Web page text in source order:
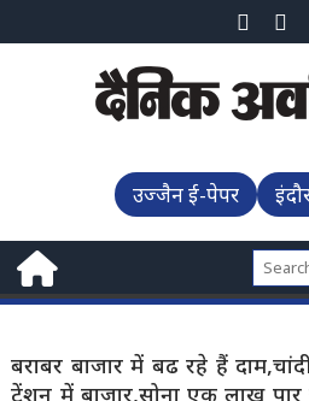
to
उज्जैन ई-पेपर
बराबर बाजार में बढ रहे हैं
टेंशन में बाजार,सोना एक लाख